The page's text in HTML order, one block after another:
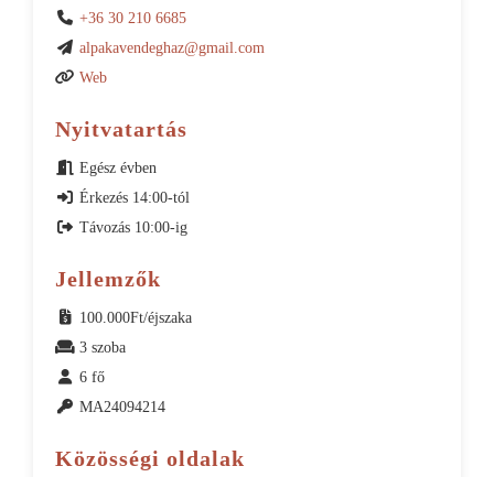
+36 30 210 6685
alpakavendeghaz@gmail.com
Web
Nyitvatartás
Egész évben
Érkezés 14:00-tól
Távozás 10:00-ig
Jellemzők
100.000Ft/éjszaka
3 szoba
6 fő
MA24094214
Közösségi oldalak